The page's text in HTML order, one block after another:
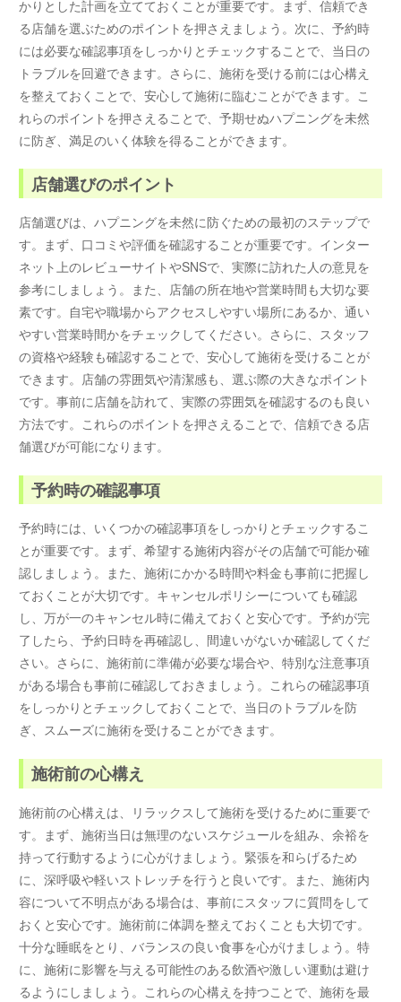
かりとした計画を立てておくことが重要です。まず、信頼でき
る店舗を選ぶためのポイントを押さえましょう。次に、予約時
には必要な確認事項をしっかりとチェックすることで、当日の
トラブルを回避できます。さらに、施術を受ける前には心構え
を整えておくことで、安心して施術に臨むことができます。こ
れらのポイントを押さえることで、予期せぬハプニングを未然
に防ぎ、満足のいく体験を得ることができます。
店舗選びのポイント
店舗選びは、ハプニングを未然に防ぐための最初のステップで
す。まず、口コミや評価を確認することが重要です。インター
ネット上のレビューサイトやSNSで、実際に訪れた人の意見を
参考にしましょう。また、店舗の所在地や営業時間も大切な要
素です。自宅や職場からアクセスしやすい場所にあるか、通い
やすい営業時間かをチェックしてください。さらに、スタッフ
の資格や経験も確認することで、安心して施術を受けることが
できます。店舗の雰囲気や清潔感も、選ぶ際の大きなポイント
です。事前に店舗を訪れて、実際の雰囲気を確認するのも良い
方法です。これらのポイントを押さえることで、信頼できる店
舗選びが可能になります。
予約時の確認事項
予約時には、いくつかの確認事項をしっかりとチェックするこ
とが重要です。まず、希望する施術内容がその店舗で可能か確
認しましょう。また、施術にかかる時間や料金も事前に把握し
ておくことが大切です。キャンセルポリシーについても確認
し、万が一のキャンセル時に備えておくと安心です。予約が完
了したら、予約日時を再確認し、間違いがないか確認してくだ
さい。さらに、施術前に準備が必要な場合や、特別な注意事項
がある場合も事前に確認しておきましょう。これらの確認事項
をしっかりとチェックしておくことで、当日のトラブルを防
ぎ、スムーズに施術を受けることができます。
施術前の心構え
施術前の心構えは、リラックスして施術を受けるために重要で
す。まず、施術当日は無理のないスケジュールを組み、余裕を
持って行動するように心がけましょう。緊張を和らげるため
に、深呼吸や軽いストレッチを行うと良いです。また、施術内
容について不明点がある場合は、事前にスタッフに質問をして
おくと安心です。施術前に体調を整えておくことも大切です。
十分な睡眠をとり、バランスの良い食事を心がけましょう。特
に、施術に影響を与える可能性のある飲酒や激しい運動は避け
るようにしましょう。これらの心構えを持つことで、施術を最